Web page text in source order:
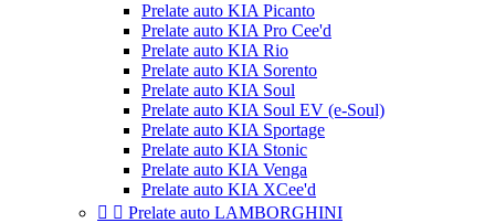
Prelate auto KIA Picanto
Prelate auto KIA Pro Cee'd
Prelate auto KIA Rio
Prelate auto KIA Sorento
Prelate auto KIA Soul
Prelate auto KIA Soul EV (e-Soul)
Prelate auto KIA Sportage
Prelate auto KIA Stonic
Prelate auto KIA Venga
Prelate auto KIA XCee'd
  Prelate auto LAMBORGHINI